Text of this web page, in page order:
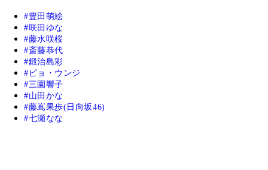
豊田萌絵
咲田ゆな
藤水咲桜
斎藤恭代
鍛治島彩
ピョ・ウンジ
三園響子
山田かな
藤嶌果歩(日向坂46)
七瀬なな